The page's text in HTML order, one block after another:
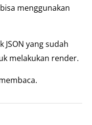
menggunakan
yang sudah
melakukan render.